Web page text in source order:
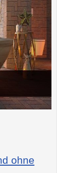
ohne